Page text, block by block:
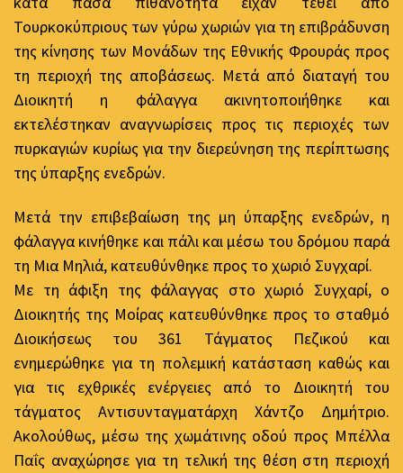
Τουρκοκύπριους των γύρω χωριών για τη επιβράδυνση
της κίνησης των Μονάδων της Εθνικής Φρουράς προς
τη περιοχή της αποβάσεως. Μετά από διαταγή του
Διοικητή η φάλαγγα ακινητοποιήθηκε και
εκτελέστηκαν αναγνωρίσεις προς τις περιοχές των
πυρκαγιών κυρίως για την διερεύνηση της περίπτωσης
της ύπαρξης ενεδρών.
Μετά την επιβεβαίωση της μη ύπαρξης ενεδρών, η
φάλαγγα κινήθηκε και πάλι και μέσω του δρόμου παρά
τη Μια Μηλιά, κατευθύνθηκε προς το χωριό Συγχαρί.
Με τη άφιξη της φάλαγγας στο χωριό Συγχαρί, ο
Διοικητής της Μοίρας κατευθύνθηκε προς το σταθμό
Διοικήσεως του 361 Τάγματος Πεζικού και
ενημερώθηκε για τη πολεμική κατάσταση καθώς και
για τις εχθρικές ενέργειες από το Διοικητή του
τάγματος Αντισυνταγματάρχη Χάντζο Δημήτριο.
Ακολούθως, μέσω της χωμάτινης οδού προς Μπέλλα
Παΐς αναχώρησε για τη τελική της θέση στη περιοχή